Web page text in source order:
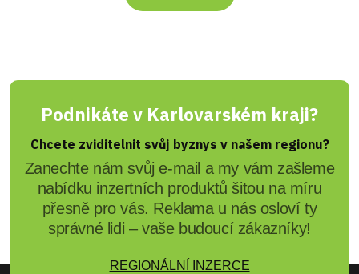
Podnikáte v Karlovarském kraji?
Chcete zviditelnit svůj byznys v našem regionu?
Zanechte nám svůj e-mail a my vám zašleme
nabídku inzertních produktů šitou na míru
přesně pro vás. Reklama u nás osloví ty
správné lidi – vaše budoucí zákazníky!
REGIONÁLNÍ INZERCE